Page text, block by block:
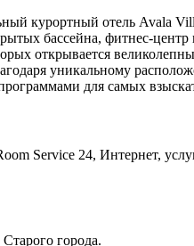
курортный отель Avala
бассейна, фитнес-
открывается
уникальному
для самых
Service 24, Интернет,
города.